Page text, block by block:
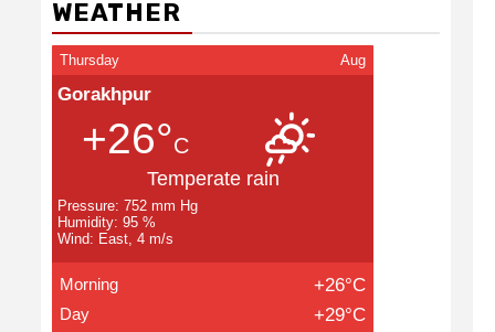
WEATHER
Thursday Aug
Gorakhpur
+26°C
Temperate rain
Pressure: 752 mm Hg
Humidity: 95 %
Wind: East, 4 m/s
Morning +26°C
Day +29°C